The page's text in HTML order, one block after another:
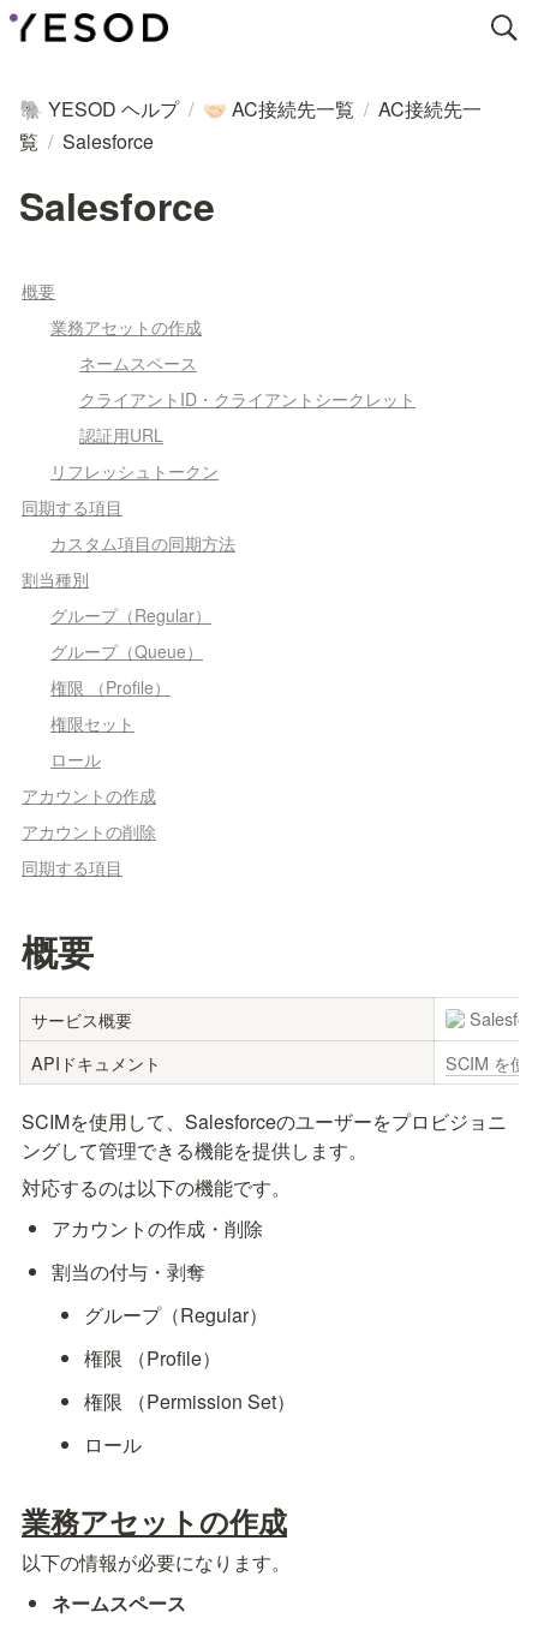
🐘 YESOD ヘルプ / 🤝🏻 AC接続先一覧 / AC接続先一
覧 / Salesforce
Salesforce
概要
業務アセットの作成
ネームスペース
クライアントID・クライアントシークレット
認証用URL
リフレッシュトークン
同期する項目
カスタム項目の同期方法
割当種別
グループ（Regular）
グループ（Queue）
権限 （Profile）
権限セット
ロール
アカウントの作成
アカウントの削除
同期する項目
概要
サービス概要
APIドキュメント
SCIM を使
SCIMを使用して、Salesforceのユーザーをプロビジョニ
ングして管理できる機能を提供します。
対応するのは以下の機能です。
アカウントの作成・削除
割当の付与・剥奪
グループ（Regular）
権限 （Profile）
権限 （Permission Set）
ロール
業務アセットの作成
以下の情報が必要になります。
ネームスペース